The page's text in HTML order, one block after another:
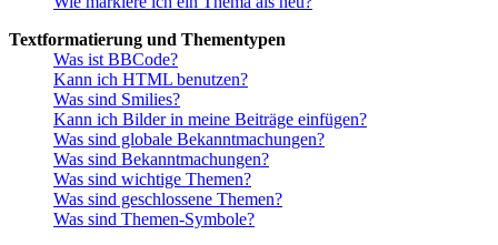
Textformatierung und Thementypen
Was ist BBCode?
Kann ich HTML benutzen?
Was sind Smilies?
Kann ich Bilder in meine Beiträge einfügen?
Was sind globale Bekanntmachungen?
Was sind Bekanntmachungen?
Was sind wichtige Themen?
Was sind geschlossene Themen?
Was sind Themen-Symbole?